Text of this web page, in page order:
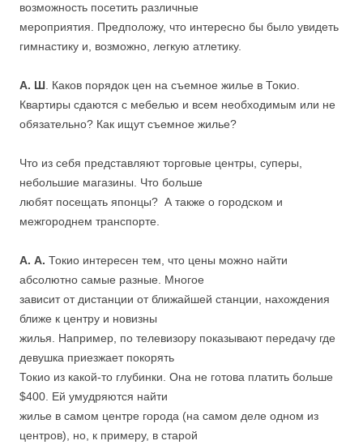
возможность посетить различные
мероприятия. Предположу, что интересно бы было увидеть
гимнастику и, возможно, легкую атлетику.
А. Ш . Каков порядок цен на съемное жилье в Токио.
Квартиры сдаются с мебелью и всем необходимым или не
обязательно? Как ищут съемное жилье?
Что из себя представляют торговые центры, суперы,
небольшие магазины. Что больше
любят посещать японцы? А также о городском и
межгороднем транспорте.
А. А. Токио интересен тем, что цены можно найти
абсолютно самые разные. Многое
зависит от дистанции от ближайшей станции, нахождения
ближе к центру и новизны
жилья. Например, по телевизору показывают передачу где
девушка приезжает покорять
Токио из какой-то глубинки. Она не готова платить больше
$400. Ей умудряются найти
жилье в самом центре города (на самом деле одном из
центров), но, к примеру, в старой